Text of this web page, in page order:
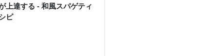
上達する - 和風スパゲティ
ピ